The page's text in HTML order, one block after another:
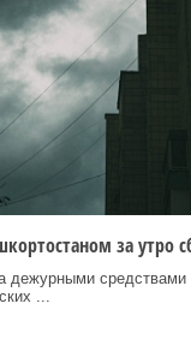
за утро
дежурными
...